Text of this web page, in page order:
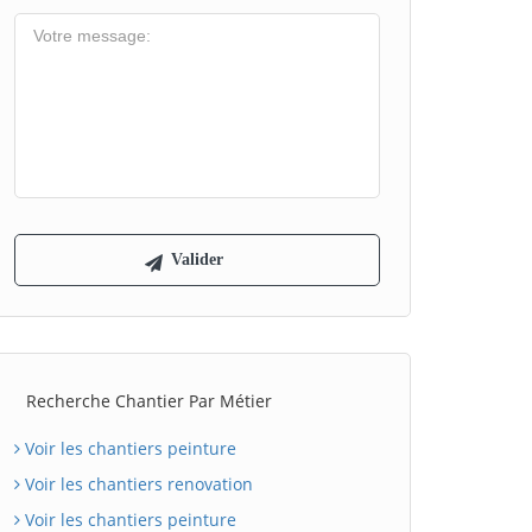
Recherche Chantier Par Métier
Voir les chantiers peinture
Voir les chantiers renovation
Voir les chantiers peinture